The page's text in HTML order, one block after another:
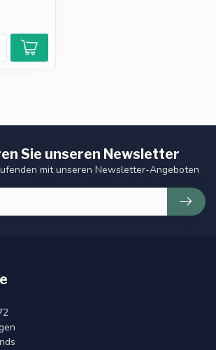
Sie unseren Newsletter
mit unseren Newsletter-Angeboten